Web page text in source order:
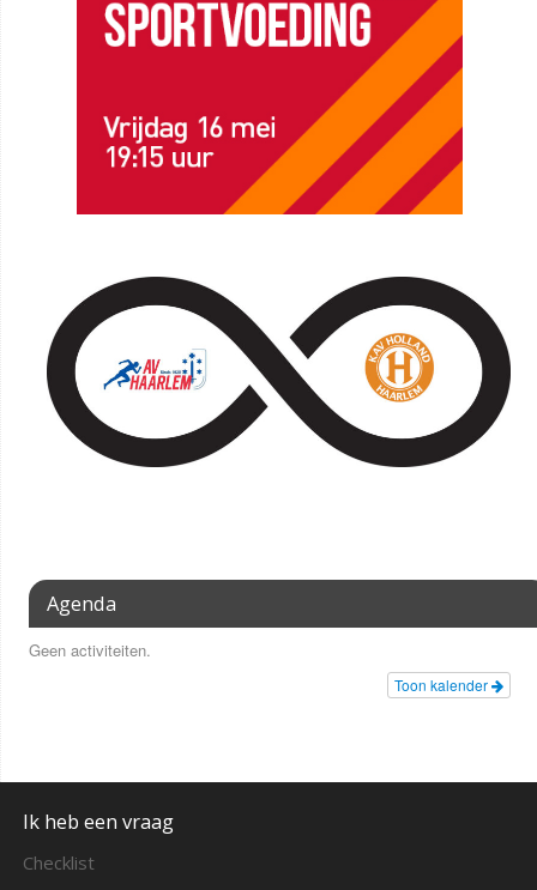
Agenda
Geen activiteiten.
Toon kalender
Ik heb een vraag
Checklist